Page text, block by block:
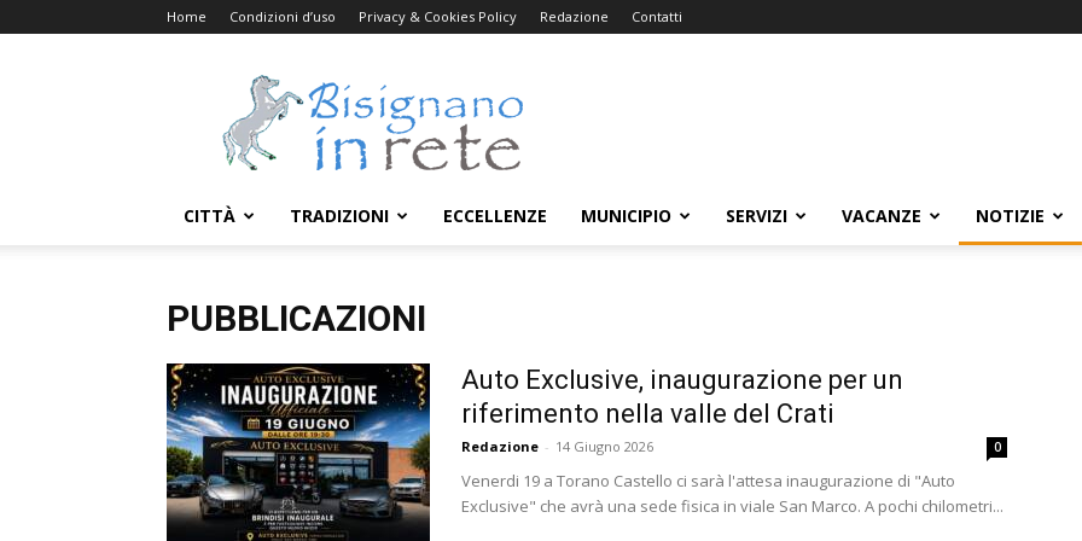
Home Condizioni d’uso Privacy & Cookies Policy Redazione Contatti
Bisignanoinrete.com
CITTÀ TRADIZIONI ECCELLENZE MUNICIPIO SERVIZI VACANZE NOTIZIE
PUBBLICAZIONI
Auto Exclusive, inaugurazione per un
riferimento nella valle del Crati
Redazione - 14 Giugno 2026 0
Venerdi 19 a Torano Castello ci sarà l'attesa inaugurazione di "Auto
Exclusive" che avrà una sede fisica in viale San Marco. A pochi chilometri...